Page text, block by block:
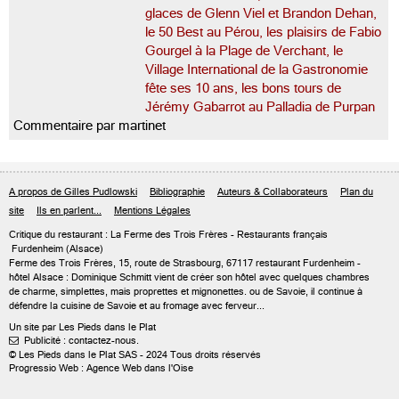
glaces de Glenn Viel et Brandon Dehan,
le 50 Best au Pérou, les plaisirs de Fabio
Gourgel à la Plage de Verchant, le
Village International de la Gastronomie
fête ses 10 ans, les bons tours de
Jérémy Gabarrot au Palladia de Purpan
Commentaire par martinet
A propos de Gilles Pudlowski Bibliographie Auteurs & Collaborateurs
Plan du
site
Ils en parlent... Mentions Légales
Critique du restaurant : La Ferme des Trois Frères - Restaurants français
Furdenheim (Alsace)
Ferme des Trois Frères, 15, route de Strasbourg, 67117 restaurant Furdenheim -
hôtel Alsace : Dominique Schmitt vient de créer son hôtel avec quelques chambres
de charme, simplettes, mais proprettes et mignonettes. ou de Savoie, il continue à
défendre la cuisine de Savoie et au fromage avec ferveur...
Un site par Les Pieds dans le Plat
 Publicité : contactez-nous.
© Les Pieds dans le Plat SAS - 2024 Tous droits réservés
Progressio Web : Agence Web dans l'Oise